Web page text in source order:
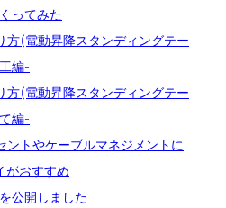
ってみた
方(電動昇降スタンディングテー
編-
方(電動昇降スタンディングテー
編-
ントやケーブルマネジメントに
がおすすめ
公開しました